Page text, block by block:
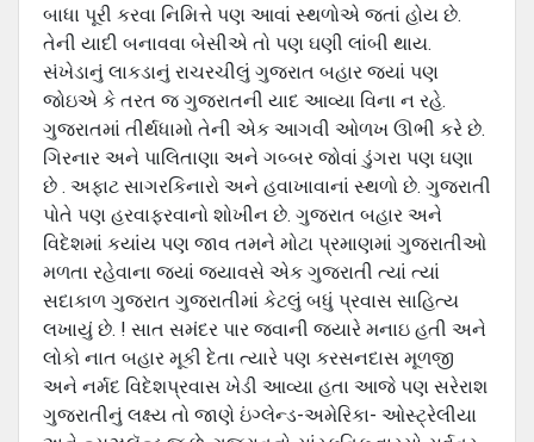
બાધા પૂરી કરવા નિમિત્તે પણ આવાં સ્થળોએ જતાં હોય છે.
તેની યાદી બનાવવા બેસીએ તો પણ ઘણી લાંબી થાય.
સંખેડાનું લાકડાનું રાચરચીલું ગુજરાત બહાર જયાં પણ
જોઇએ કે તરત જ ગુજરાતની યાદ આવ્યા વિના ન રહે.
ગુજરાતમાં તીર્થધામો તેની એક આગવી ઓળખ ઊભી કરે છે.
ગિરનાર અને પાલિતાણા અને ગબ્બર જોવાં ડુંગરા પણ ઘણા
છે . અફાટ સાગરકિનારો અને હવાખાવાનાં સ્થળો છે. ગુજરાતી
પોતે પણ હરવાફરવાનો શોખીન છે. ગુજરાત બહાર અને
વિદેશમાં કયાંય પણ જાવ તમને મોટા પ્રમાણમાં ગુજરાતીઓ
મળતા રહેવાના જયાં જયાવસે એક ગુજરાતી ત્યાં ત્યાં
સદાકાળ ગુજરાત ગુજરાતીમાં કેટલું બધું પ્રવાસ સાહિત્ય
લખાયું છે. ! સાત સમંદર પાર જવાની જયારે મનાઇ હતી અને
લોકો નાત બહાર મૂકી દેતા ત્યારે પણ કરસનદાસ મૂળજી
અને નર્મદ વિદેશપ્રવાસ ખેડી આવ્યા હતા આજે પણ સરેરાશ
ગુજરાતીનું લક્ષ્ય તો જાણે ઇંગ્લેન્ડ-અમેરિકા- ઓસ્ટ્રેલીયા